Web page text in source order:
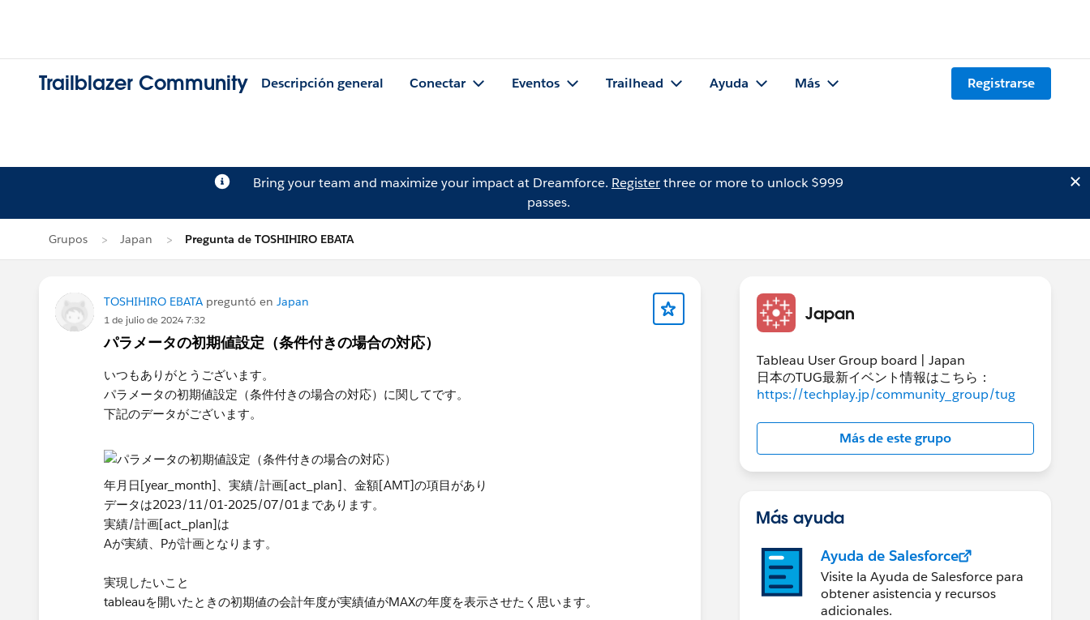
Trailblazer Community Descripción general Conectar Eventos Trailhead Ayuda Más Registrarse
Bring your team and maximize your impact at Dreamforce. Registerthree or more to unlock $999
passes.
Grupos Japan Pregunta de TOSHIHIRO EBATA
TOSHIHIRO EBATA preguntó en Japan
1 de julio de 2024 7:32
パラメータの初期値設定（条件付きの場合の対応）
いつもありがとうございます。
パラメータの初期値設定（条件付きの場合の対応）に関してです。
下記のデータがございます。
年月日[year_month]、実績/計画[act_plan]、金額[AMT]の項目があり
データは2023/11/01-2025/07/01まであります。
実績/計画[act_plan]は
Aが実績、Pが計画となります。
実現したいこと
tableauを開いたときの初期値の会計年度が実績値がMAXの年度を表示させたく思います。
Japan
Tableau User Group board | Japan
日本のTUG最新イベント情報はこちら：
https://techplay.jp/community_group/tug
Más de este grupo
Más ayuda
Ayuda de Salesforce
Visite la Ayuda de Salesforce para
obtener asistencia y recursos
adicionales.